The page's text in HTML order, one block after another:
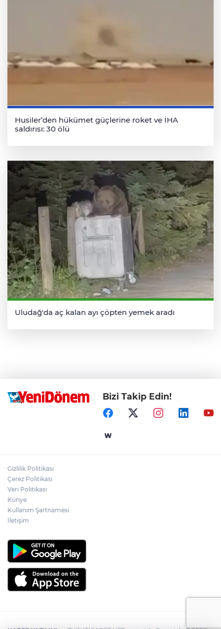
Husiler’den hükümet güçlerine roket ve İHA
saldırısı: 30 ölü
Uludağ'da aç kalan ayı çöpten yemek aradı
Bizi Takip Edin!
Gizlilik Politikası
Çerez Politikası
Veri Politikası
Künye
Kullanım Şartnamesi
İletişim